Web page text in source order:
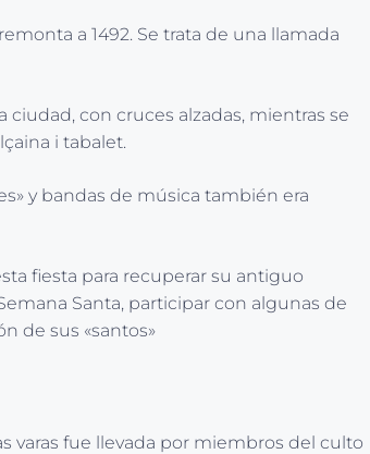
a 1492. Se trata de una llamada
ciudad, con cruces alzadas, mientras se
i tabalet.
y bandas de música también era
fiesta para recuperar su antiguo
Santa, participar con algunas de
de sus «santos»
varas fue llevada por miembros del culto